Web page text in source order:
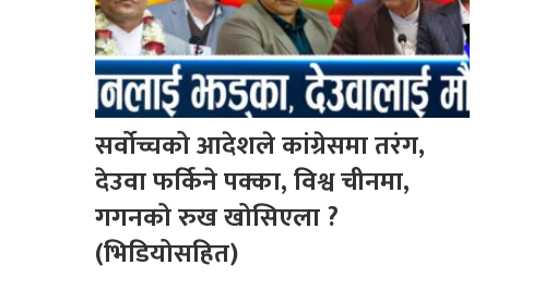
सर्वोच्चको आदेशले कांग्रेसमा तरंग,
देउवा फर्किने पक्का, विश्व चीनमा,
गगनको रुख खोसिएला ?
(भिडियोसहित)